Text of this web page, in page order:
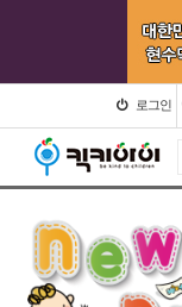
로그인